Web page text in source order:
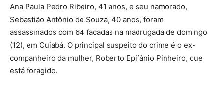
Ana Paula Pedro Ribeiro, 41 anos, e seu namorado,
Sebastião Antônio de Souza, 40 anos, foram
assassinados com 64 facadas na madrugada de domingo
(12), em Cuiabá. O principal suspeito do crime é o ex-
companheiro da mulher, Roberto Epifânio Pinheiro, que
está foragido.